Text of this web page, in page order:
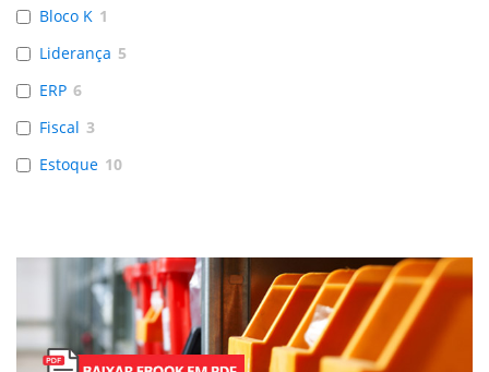
Bloco K 1
Liderança 5
ERP 6
Fiscal 3
Estoque 10